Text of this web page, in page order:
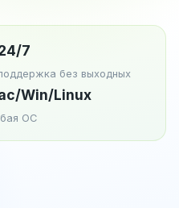
7
без выходных
Win/Linux
ОС